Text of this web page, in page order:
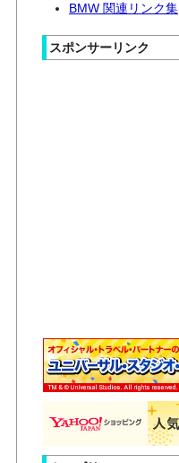
BMW 関連リンク集
スポンサーリンク